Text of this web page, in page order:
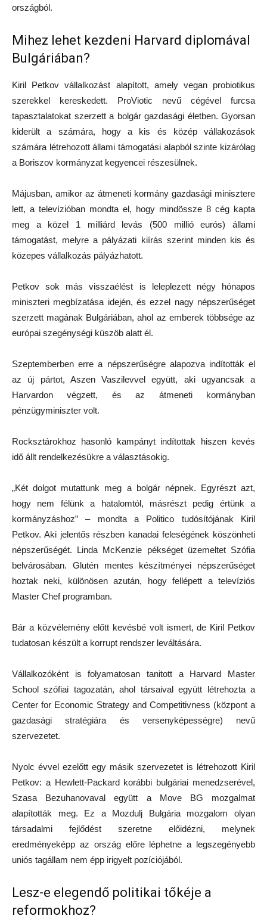
országból.
Mihez lehet kezdeni Harvard diplomával
Bulgáriában?
Kiril Petkov vállalkozást alapított, amely vegan probiotikus
szerekkel kereskedett. ProViotic nevű cégével furcsa
tapasztalatokat szerzett a bolgár gazdasági életben. Gyorsan
kiderült a számára, hogy a kis és közép vállakozások
számára létrehozott állami támogatási alapból szinte kizárólag
a Boriszov kormányzat kegyencei részesülnek.
Májusban, amikor az átmeneti kormány gazdasági minisztere
lett, a televízióban mondta el, hogy mindössze 8 cég kapta
meg a közel 1 milliárd levás (500 millió eurós) állami
támogatást, melyre a pályázati kiírás szerint minden kis és
közepes vállalkozás pályázhatott.
Petkov sok más visszaélést is leleplezett négy hónapos
miniszteri megbízatása idején, és ezzel nagy népszerűséget
szerzett magának Bulgáriában, ahol az emberek többsége az
európai szegénységi küszöb alatt él.
Szeptemberben erre a népszerűségre alapozva indították el
az új pártot, Aszen Vaszilevvel együtt, aki ugyancsak a
Harvardon végzett, és az átmeneti kormányban
pénzügyminiszter volt.
Rocksztárokhoz hasonló kampányt indítottak hiszen kevés
idő állt rendelkezésükre a választásokig.
„Két dolgot mutattunk meg a bolgár népnek. Egyrészt azt,
hogy nem félünk a hatalomtól, másrészt pedig értünk a
kormányzáshoz” – mondta a Politico tudósítójának Kiril
Petkov. Aki jelentős részben kanadai feleségének köszönheti
népszerűségét. Linda McKenzie pékséget üzemeltet Szófia
belvárosában. Glutén mentes készítményei népszerűséget
hoztak neki, különösen azután, hogy fellépett a televíziós
Master Chef programban.
Bár a közvélemény előtt kevésbé volt ismert, de Kiril Petkov
tudatosan készült a korrupt rendszer leváltására.
Vállalkozóként is folyamatosan tanitott a Harvard Master
School szófiai tagozatán, ahol társaival együtt létrehozta a
Center for Economic Strategy and Competitivness (központ a
gazdasági stratégiára és versenyképességre) nevű
szervezetet.
Nyolc évvel ezelőtt egy másik szervezetet is létrehozott Kiril
Petkov: a Hewlett-Packard korábbi bulgáriai menedzserével,
Szasa Bezuhanovaval együtt a Move BG mozgalmat
alapították meg. Ez a Mozdulj Bulgária mozgalom olyan
társadalmi fejlődést szeretne előidézni, melynek
eredményeképp az ország előre léphetne a legszegényebb
uniós tagállam nem épp irigyelt pozíciójából.
Lesz-e elegendő politikai tőkéje a
reformokhoz?